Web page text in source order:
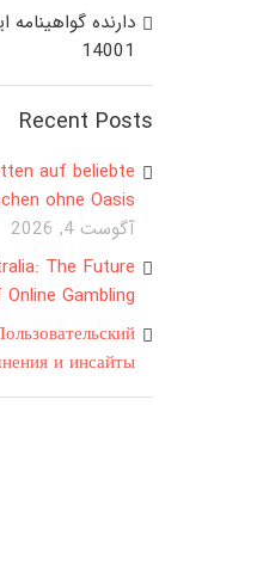
14001
Recent Posts
auf beliebte
ohne Oasis
آگوست 4, 2026
The Future
Gambling
и инсайты